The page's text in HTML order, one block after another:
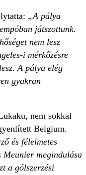
„A pálya
játszottunk.
nem lesz
i mérkőzésre
A pálya elég
gyakran
nem sokkal
Belgium.
és félelmetes
Meunier megindulása
a gólszerzési